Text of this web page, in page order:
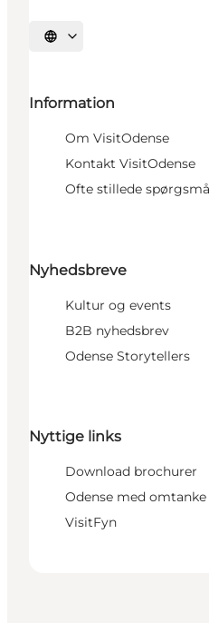
Vælg sprog
Information
Om VisitOdense
Kontakt VisitOdense
Ofte stillede
Nyhedsbreve
Kultur og events
B2B nyhedsbrev
Odense Storytellers
Nyttige links
Download brochurer
Odense med omtanke
VisitFyn